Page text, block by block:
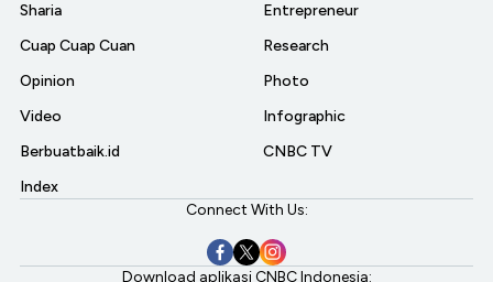
Sharia
Cuap Cuap Cuan
Opinion
Video
Berbuatbaik.id
Index
Entrepreneur
Research
Photo
Infographic
CNBC TV
Connect With Us:
Download aplikasi CNBC Indonesia: